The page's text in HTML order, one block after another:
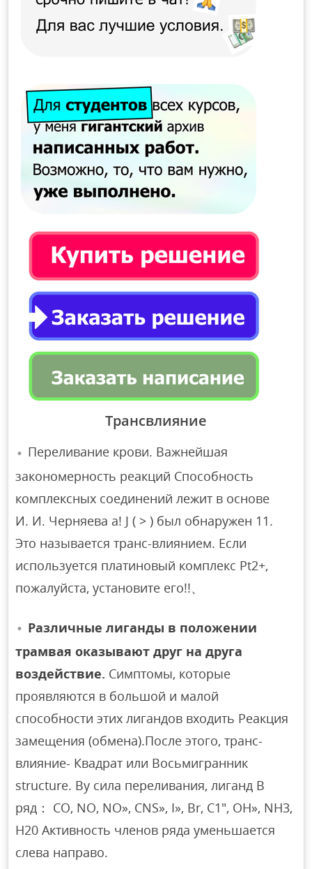
Трансвлияние
Переливание крови. Важнейшая
закономерность реакций Способность
комплексных соединений лежит в основе
И. И. Черняева а! J ( > ) был обнаружен 11.
Это называется транс-влиянием. Если
используется платиновый комплекс Pt2+,
пожалуйста, установите его!!、
Различные лиганды в положении
трамвая оказывают друг на друга
воздействие. Симптомы, которые
проявляются в большой и малой
способности этих лигандов входить Реакция
замещения (обмена).После этого, транс-
влияние- Квадрат или Восьмигранник
structure. By сила переливания, лиганд В
ряд： CO, NO, NO», CNS», I», Br, C1″, OH», NH3,
H20 Активность членов ряда уменьшается
слева направо.